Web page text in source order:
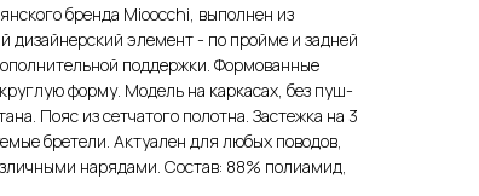
бренда Mioocchi, выполнен из
дизайнерский элемент - по пройме и задней
поддержки. Формованные
форму. Модель на каркасах, без пуш-
Пояс из сетчатого полотна. Застежка на 3
бретели. Актуален для любых поводов,
нарядами. Состав: 88% полиамид,